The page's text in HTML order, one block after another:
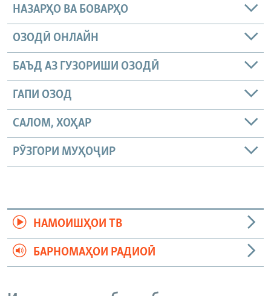
НАЗАРҲО ВА БОВАРҲО
ОЗОДӢ ОНЛАЙН
БАЪД АЗ ГУЗОРИШИ ОЗОДӢ
ГАПИ ОЗОД
САЛОМ, ХОҲАР
РӮЗГОРИ МУҲОҶИР
НАМОИШҲОИ ТВ
БАРНОМАҲОИ РАДИОӢ